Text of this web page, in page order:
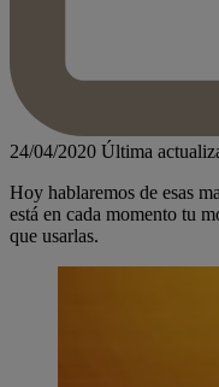
24/04/2020 Última
Hoy hablaremos de esas
está en cada momento tu
que usarlas.